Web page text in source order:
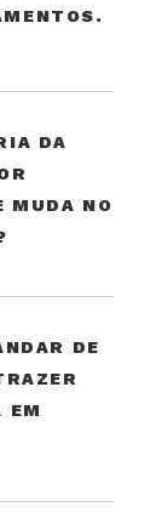
DA
MUDA NO
DE
EM